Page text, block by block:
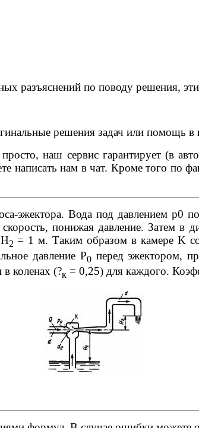
разъяснений по поводу решения,
решения задач или помощь в
наш сервис гарантирует (в
написать нам в чат. Кроме того по
эжектора. Вода под давлением
понижая давление. Затем
2 = 1 м. Таким образом в камере K
давление P0перед эжектором,
коленах (?к = 0,25) для каждого.